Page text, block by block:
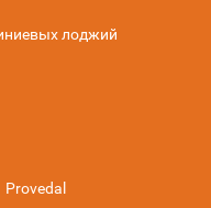
лоджий